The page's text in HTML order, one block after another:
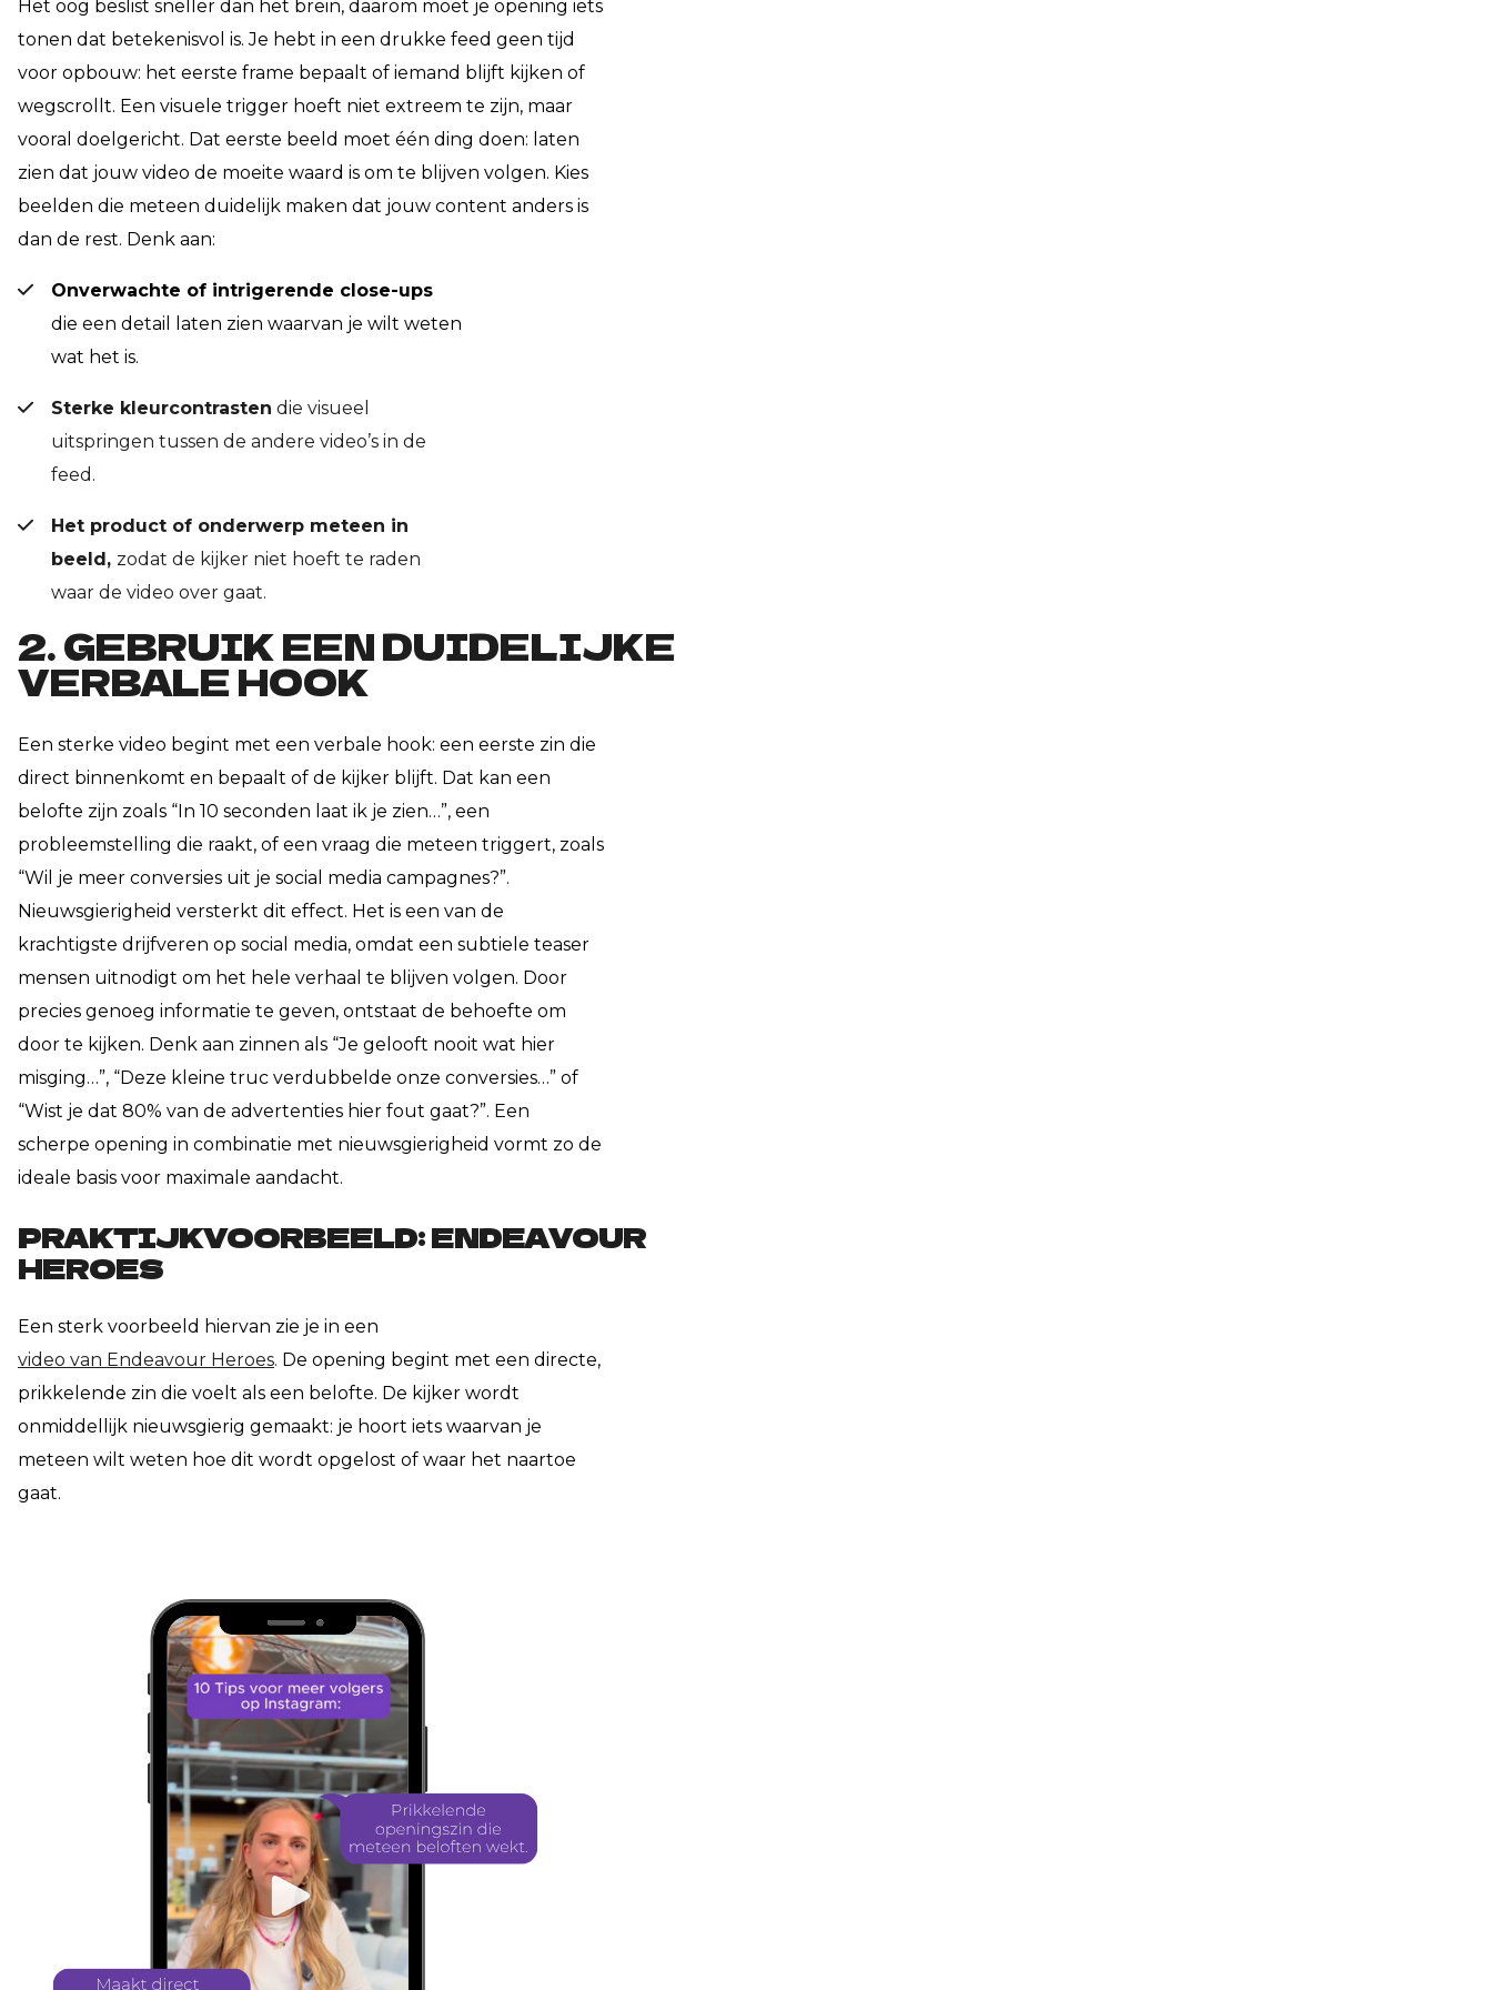
Het oog beslist sneller dan het brein, daarom moet je opening iets
tonen dat betekenisvol is. Je hebt in een drukke feed geen tijd
voor opbouw: het eerste frame bepaalt of iemand blijft kijken of
wegscrollt. Een visuele trigger hoeft niet extreem te zijn, maar
vooral doelgericht. Dat eerste beeld moet één ding doen: laten
zien dat jouw video de moeite waard is om te blijven volgen. Kies
beelden die meteen duidelijk maken dat jouw content anders is
dan de rest. Denk aan:
Onverwachte of intrigerende close-ups
die een detail laten zien waarvan je wilt weten
wat het is.
Sterke kleurcontrasten die visueel
uitspringen tussen de andere video’s in de
feed.
Het product of onderwerp meteen in
beeld, zodat de kijker niet hoeft te raden
waar de video over gaat.
2. GEBRUIK EEN DUIDELIJKE
VERBALE HOOK
Een sterke video begint met een verbale hook: een eerste zin die
direct binnenkomt en bepaalt of de kijker blijft. Dat kan een
belofte zijn zoals “In 10 seconden laat ik je zien…”, een
probleemstelling die raakt, of een vraag die meteen triggert, zoals
“Wil je meer conversies uit je social media campagnes?”.
Nieuwsgierigheid versterkt dit effect. Het is een van de
krachtigste drijfveren op social media, omdat een subtiele teaser
mensen uitnodigt om het hele verhaal te blijven volgen. Door
precies genoeg informatie te geven, ontstaat de behoefte om
door te kijken. Denk aan zinnen als “Je gelooft nooit wat hier
misging…”, “Deze kleine truc verdubbelde onze conversies…” of
“Wist je dat 80% van de advertenties hier fout gaat?”. Een
scherpe opening in combinatie met nieuwsgierigheid vormt zo de
ideale basis voor maximale aandacht.
PRAKTIJKVOORBEELD: ENDEAVOUR
HEROES
Een sterk voorbeeld hiervan zie je in een
video van Endeavour Heroes. De opening begint met een directe,
prikkelende zin die voelt als een belofte. De kijker wordt
onmiddellijk nieuwsgierig gemaakt: je hoort iets waarvan je
meteen wilt weten hoe dit wordt opgelost of waar het naartoe
gaat.